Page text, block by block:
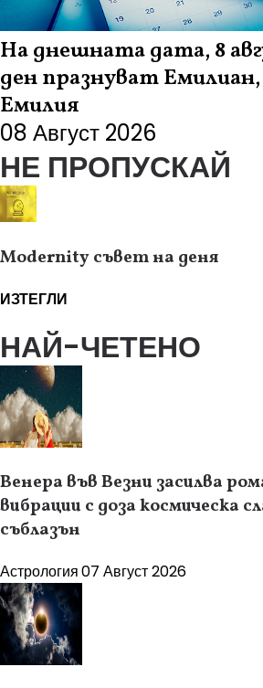
На днешната дата, 8
ден празнуват
Емилия
08 Август 2026
НЕ ПРОПУСКАЙ
Modernity съвет на деня
ИЗТЕГЛИ
НАЙ-ЧЕТЕНО
Венера във Везни засилва
вибрации с доза космическа
съблазън
Астрология07 Август 2026